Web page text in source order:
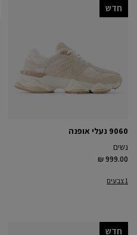
9060 נעלי אופנה
נשים
₪ 999.00
1 צבעים
חדש
חדש